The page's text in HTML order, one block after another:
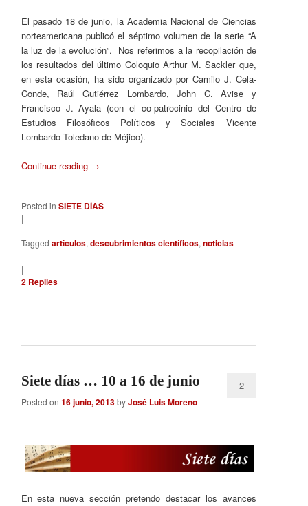
El pasado 18 de junio, la Academia Nacional de Ciencias
norteamericana publicó el séptimo volumen de la serie “A
la luz de la evolución”. Nos referimos a la recopilación de
los resultados del último Coloquio Arthur M. Sackler que,
en esta ocasión, ha sido organizado por Camilo J. Cela-
Conde, Raúl Gutiérrez Lombardo, John C. Avise y
Francisco J. Ayala (con el co-patrocinio del Centro de
Estudios Filosóficos Políticos y Sociales Vicente
Lombardo Toledano de Méjico).
Continue reading →
Posted in SIETE DÍAS
|
Tagged artículos,descubrimientos científicos,noticias
|
2Replies
Siete días … 10 a 16 de junio
Posted on 16 junio, 2013byJosé Luis Moreno
2
En esta nueva sección pretendo destacar los avances